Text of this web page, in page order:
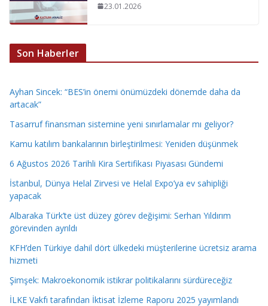
23.01.2026
Son Haberler
Ayhan Sincek: “BES’in önemi önümüzdeki dönemde daha da
artacak”
Tasarruf finansman sistemine yeni sınırlamalar mı geliyor?
Kamu katılım bankalarının birleştirilmesi: Yeniden düşünmek
6 Ağustos 2026 Tarihli Kira Sertifikası Piyasası Gündemi
İstanbul, Dünya Helal Zirvesi ve Helal Expo’ya ev sahipliği
yapacak
Albaraka Türk’te üst düzey görev değişimi: Serhan Yıldırım
görevinden ayrıldı
KFH’den Türkiye dahil dört ülkedeki müşterilerine ücretsiz arama
hizmeti
Şimşek: Makroekonomik istikrar politikalarını sürdüreceğiz
İLKE Vakfı tarafından İktisat İzleme Raporu 2025 yayımlandı